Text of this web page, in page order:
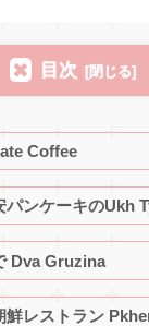
目次
Coffee
パンケーキのUkh
Dva Gruzina
レストラン